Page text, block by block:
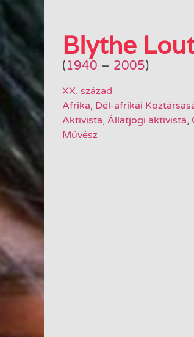
Blythe
(1940 – 2005)
XX. század
Afrika, Dél-afrikai
Aktivista, Állatjogi aktivista,
Művész